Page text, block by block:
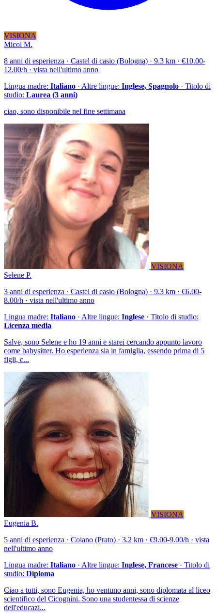
VISIONA
Micol M.
8 anni di esperienza · Castel di casio (Bologna) · 9.3 km · €10.00-
12.00/h · vista nell'ultimo anno
Lingua madre: Italiano · Altre lingue: Inglese, Spagnolo · Titolo di
studio: Laurea (3 anni)
ciao, sono disponibile nel fine settimana
VISIONA
Selene P.
3 anni di esperienza · Castel di casio (Bologna) · 9.3 km · €6.00-
8.00/h · vista nell'ultimo anno
Lingua madre: Italiano · Altre lingue: Inglese · Titolo di studio:
Licenza media
Salve, sono Selene e ho 19 anni e starei cercando appunto lavoro
come babysitter. Ho esperienza sia in famiglia, essendo prima di 5
figli, c...
VISIONA
Eugenia B.
5 anni di esperienza · Coiano (Prato) · 3.2 km · €9.00-9.00/h · vista
nell'ultimo anno
Lingua madre: Italiano · Altre lingue: Inglese, Francese · Titolo di
studio: Diploma
Ciao a tutti, sono Eugenia, ho ventuno anni, sono diplomata al liceo
scientifico del Cicognini. Sono una studentessa di scienze
dell'educazi...